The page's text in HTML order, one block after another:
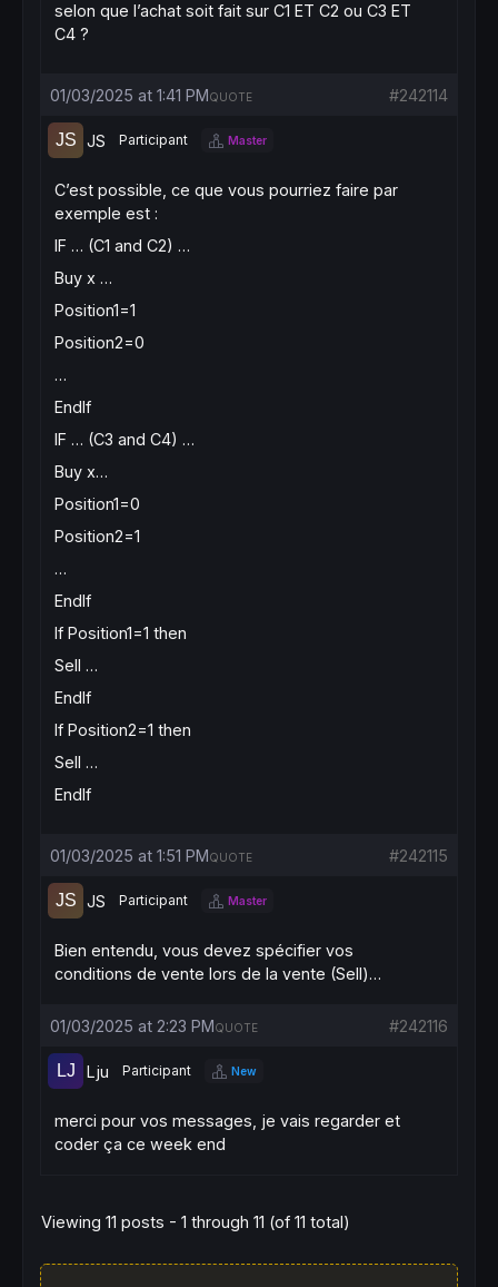
selon que l’achat soit fait sur C1 ET C2 ou C3 ET
C4 ?
01/03/2025 at 1:41 PM #242114
QUOTE
JS Participant Master
C’est possible, ce que vous pourriez faire par
exemple est :
IF … (C1 and C2) …
Buy x …
Position1=1
Position2=0
…
EndIf
IF … (C3 and C4) …
Buy x…
Position1=0
Position2=1
…
EndIf
If Position1=1 then
Sell …
EndIf
If Position2=1 then
Sell …
EndIf
01/03/2025 at 1:51 PM #242115
QUOTE
JS Participant Master
Bien entendu, vous devez spécifier vos
conditions de vente lors de la vente (Sell)…
01/03/2025 at 2:23 PM #242116
QUOTE
Lju Participant New
merci pour vos messages, je vais regarder et
coder ça ce week end
Viewing 11 posts - 1 through 11 (of 11 total)